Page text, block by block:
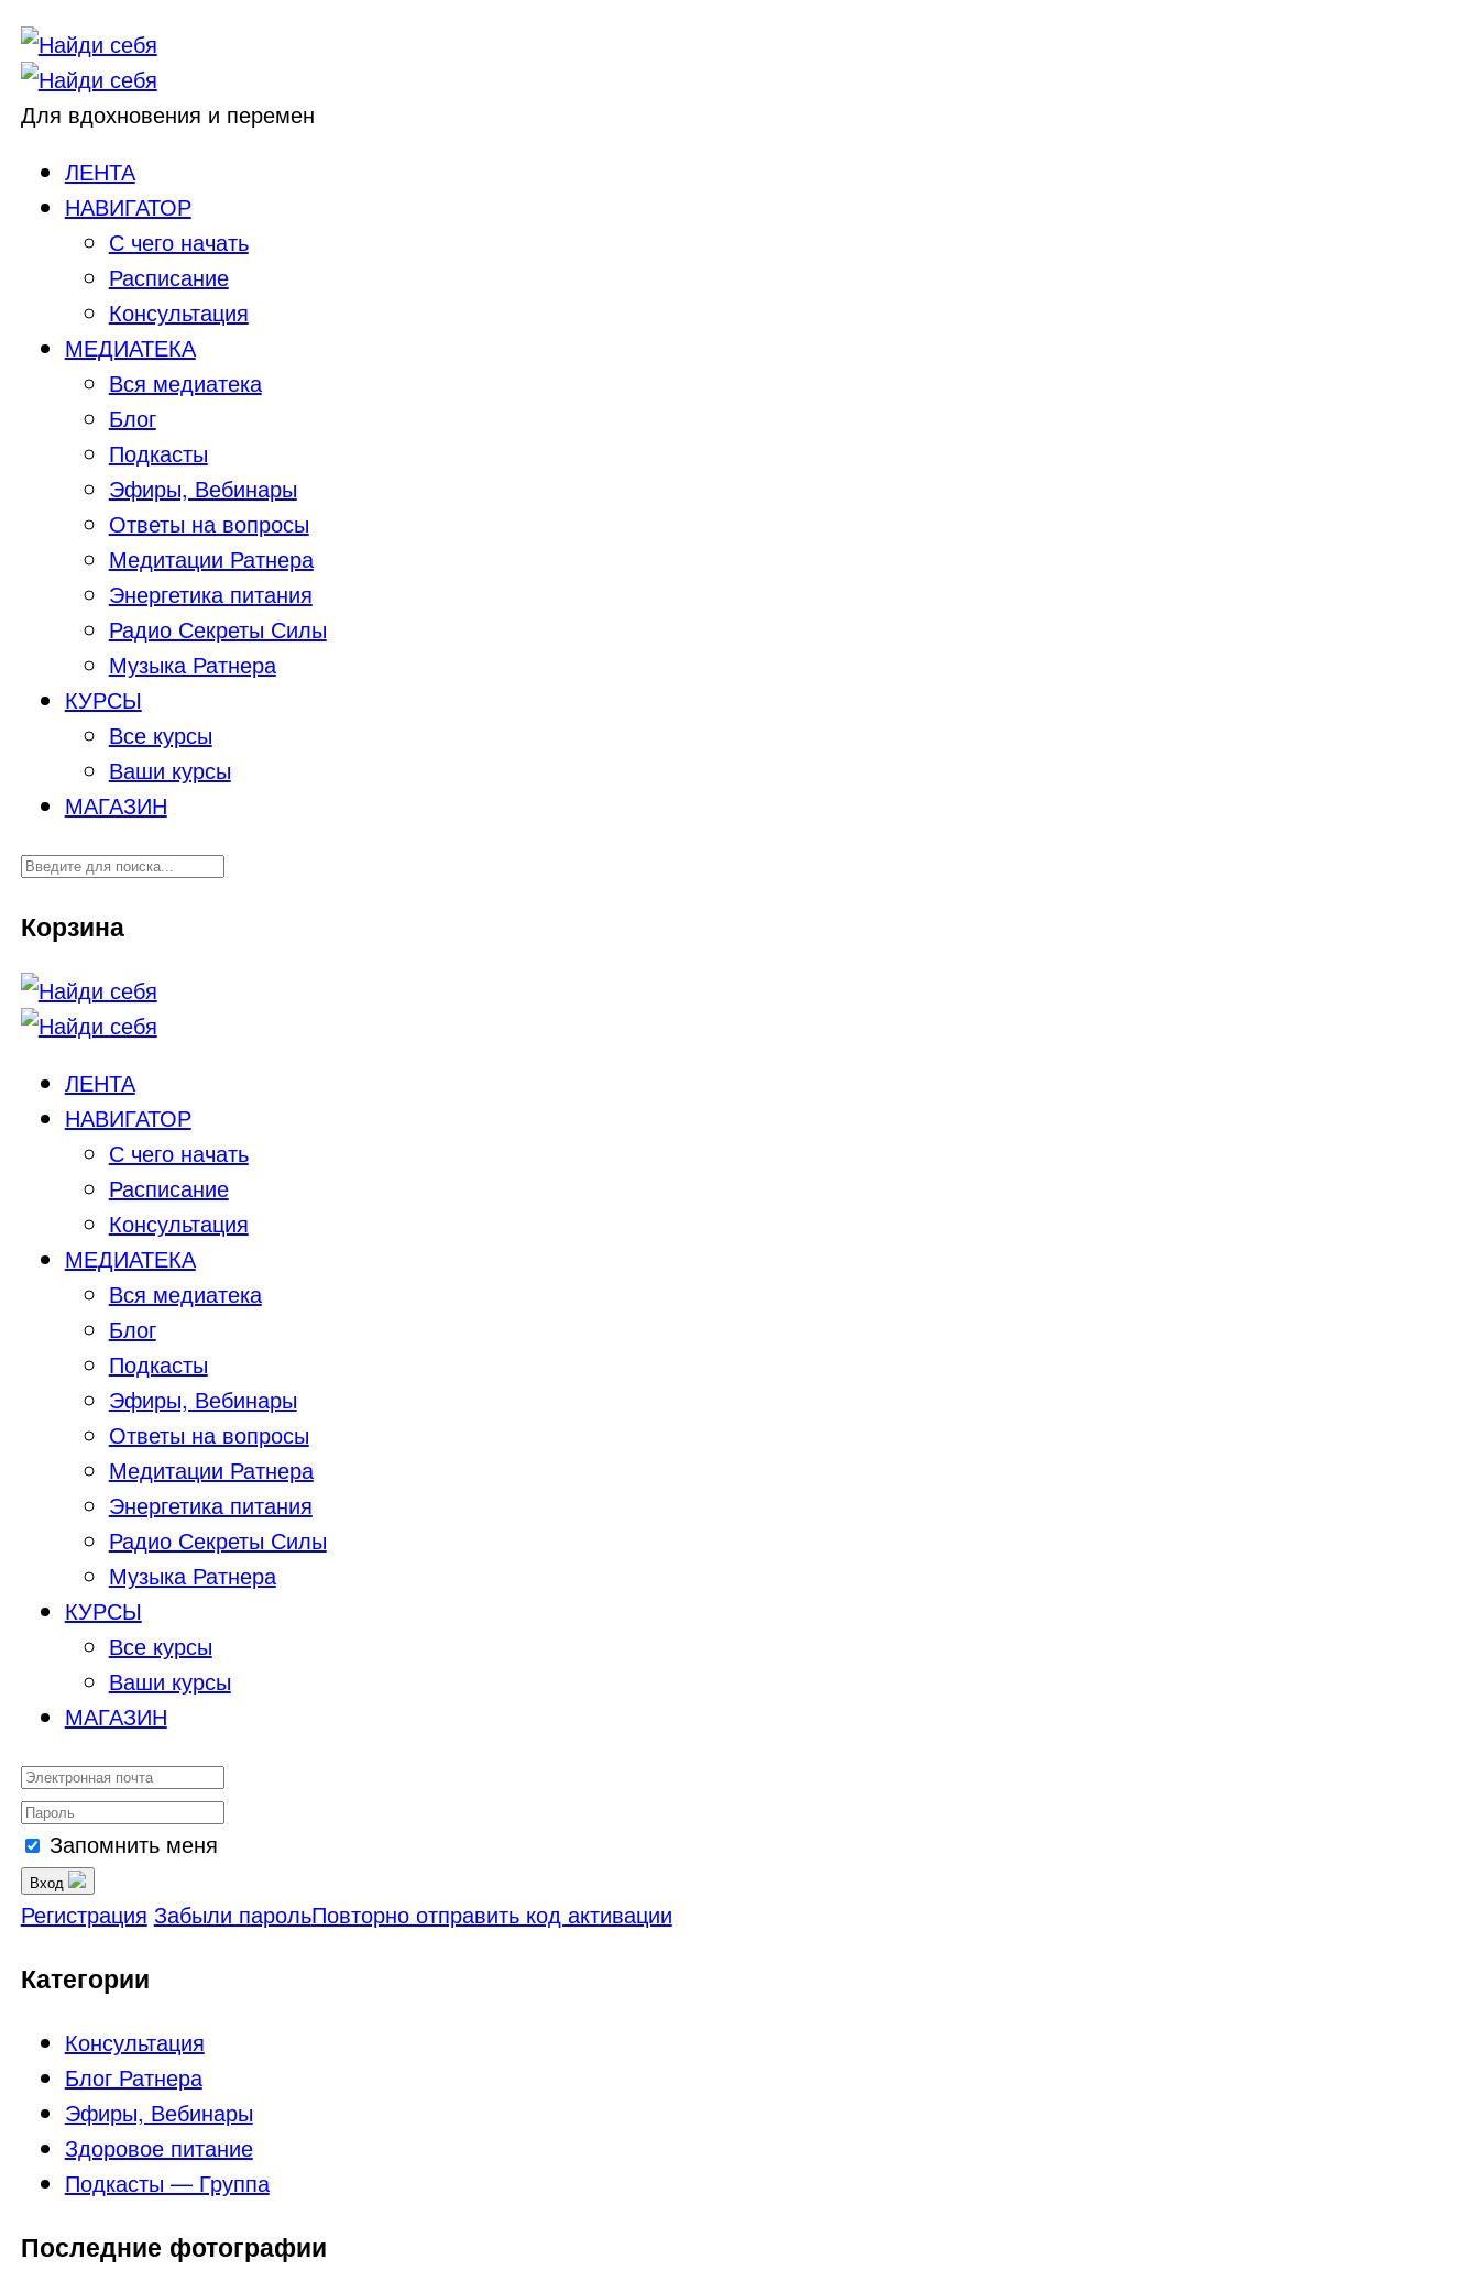
Для вдохновения и перемен
ЛЕНТА
НАВИГАТОР
С чего начать
Расписание
Консультация
МЕДИАТЕКА
Вся медиатека
Блог
Подкасты
Эфиры, Вебинары
Ответы на вопросы
Медитации Ратнера
Энергетика питания
Радио Секреты Силы
Музыка Ратнера
КУРСЫ
Все курсы
Ваши курсы
МАГАЗИН
Корзина
ЛЕНТА
НАВИГАТОР
С чего начать
Расписание
Консультация
МЕДИАТЕКА
Вся медиатека
Блог
Подкасты
Эфиры, Вебинары
Ответы на вопросы
Медитации Ратнера
Энергетика питания
Радио Секреты Силы
Музыка Ратнера
КУРСЫ
Все курсы
Ваши курсы
МАГАЗИН
Запомнить меня
Вход
Регистрация Забыли парольПовторно отправить код активации
Категории
Консультация
Блог Ратнера
Эфиры, Вебинары
Здоровое питание
Подкасты — Группа
Последние фотографии